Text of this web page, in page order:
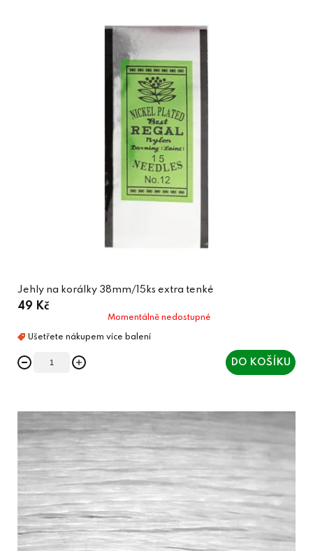
Jehly na korálky 38mm/15ks extra tenké
49 Kč
Momentálně nedostupné
DO KOŠÍKU